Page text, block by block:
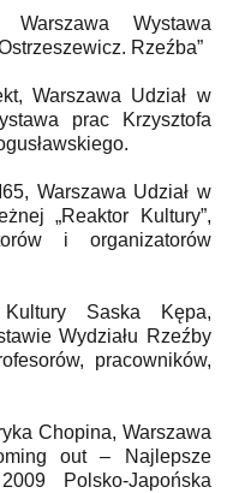
Wystawa
Rzeźba”
Warszawa Udział w
prac Krzysztofa
Warszawa Udział w
„Reaktor Kultury”,
i organizatorów
Saska Kępa,
Wydziału Rzeźby
pracowników,
Chopina, Warszawa
out – Najlepsze
Polsko-Japońska